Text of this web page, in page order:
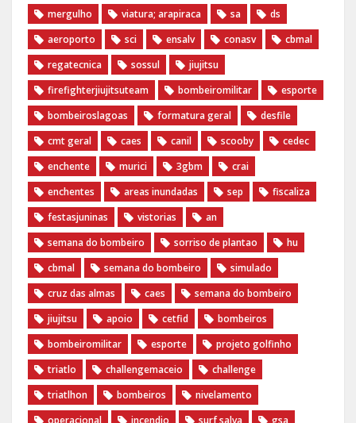
mergulho
viatura; arapiraca sa
ds
aeroporto
sci ensalv conasv
cbmal
regatecnica
sossul
jiujitsu
firefighterjiujitsuteam
bombeiromilitar
esporte
bombeiroslagoas
formatura geral
desfile
cmt geral
caes canil scooby
cedec
enchente
murici 3gbm
crai
enchentes
areas inundadas sep
fiscaliza
festasjuninas
vistorias
an
semana do bombeiro
sorriso de plantao
hu
cbmal
semana do bombeiro
simulado
cruz das almas
caes
semana do bombeiro
jiujitsu
apoio cetfid
bombeiros
bombeiromilitar
esporte
projeto golfinho
triatlo
challengemaceio
challenge
triatlhon
bombeiros
nivelamento
operacional
incendio surf salva
gsa